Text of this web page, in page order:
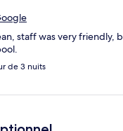
staff was very friendly,
de 3 nuits